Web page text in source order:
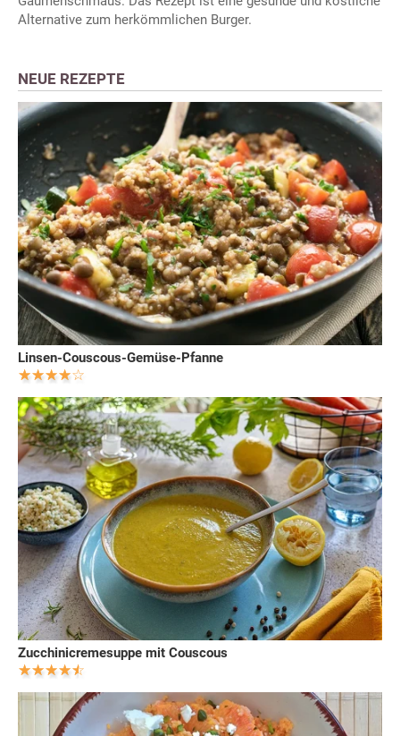
Alternative zum herkömmlichen Burger.
NEUE REZEPTE
Linsen-Couscous-Gemüse-Pfanne
Zucchinicremesuppe mit Couscous